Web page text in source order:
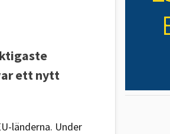
ett nytt
länderna. Under